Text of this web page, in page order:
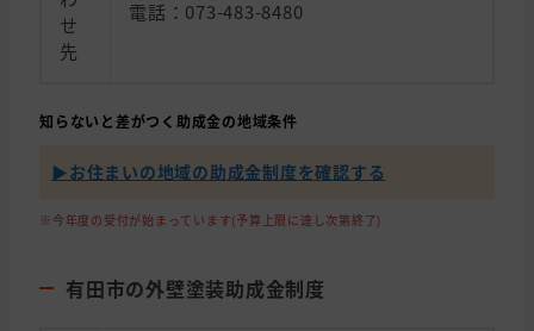
せ
先
電話：073-483-8480
知らないと差がつく助成金の地域条件
▶︎お住まいの地域の助成金制度を確認する
※今年度の受付が始まっています(予算上限に達し次第終了)
有田市の外壁塗装助成金制度